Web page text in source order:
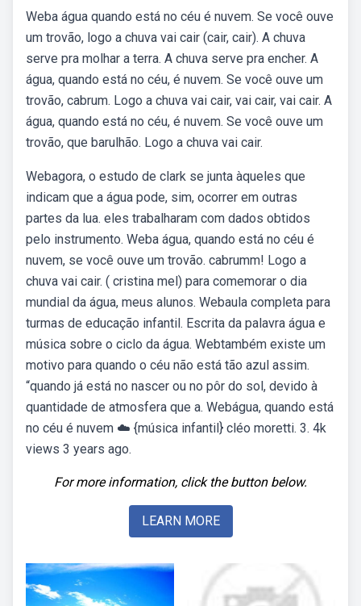
Weba água quando está no céu é nuvem. Se você ouve
um trovão, logo a chuva vai cair (cair, cair). A chuva
serve pra molhar a terra. A chuva serve pra encher. A
água, quando está no céu, é nuvem. Se você ouve um
trovão, cabrum. Logo a chuva vai cair, vai cair, vai cair. A
água, quando está no céu, é nuvem. Se você ouve um
trovão, que barulhão. Logo a chuva vai cair.
Webagora, o estudo de clark se junta àqueles que
indicam que a água pode, sim, ocorrer em outras
partes da lua. eles trabalharam com dados obtidos
pelo instrumento. Weba água, quando está no céu é
nuvem, se você ouve um trovão. cabrumm! Logo a
chuva vai cair. ( cristina mel) para comemorar o dia
mundial da água, meus alunos. Webaula completa para
turmas de educação infantil. Escrita da palavra água e
música sobre o ciclo da água. Webtambém existe um
motivo para quando o céu não está tão azul assim.
“quando já está no nascer ou no pôr do sol, devido à
quantidade de atmosfera que a. Webágua, quando está
no céu é nuvem ☁️ {música infantil} cléo moretti. 3. 4k
views 3 years ago.
For more information, click the button below.
LEARN MORE